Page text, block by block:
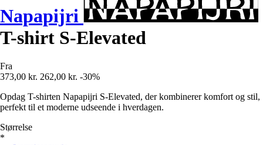
Napapijri
T-shirt S-Elevated
Fra
373,00 kr. 262,00 kr. -30%
Opdag T-shirten Napapijri S-Elevated, der kombinerer komfort og stil,
perfekt til et moderne udseende i hverdagen.
Størrelse
*